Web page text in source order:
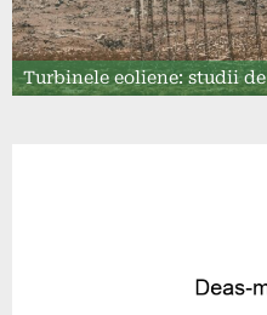
Turbinele eoliene: studii